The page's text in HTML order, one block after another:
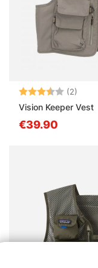
Arvio: (2)
Vision Keeper Vest
€39.90